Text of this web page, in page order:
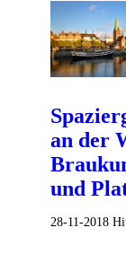
an der
und
28-11-2018